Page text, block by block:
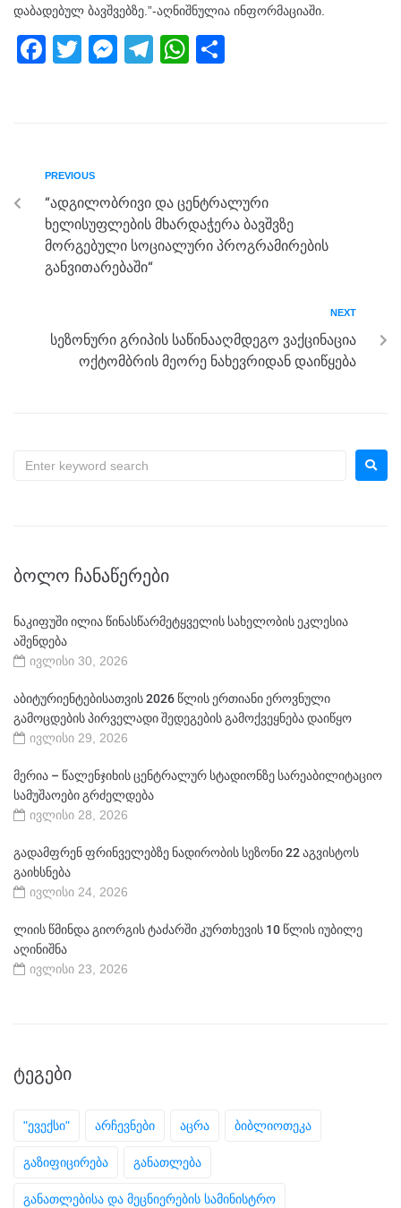
დაბადებულ ბავშვებზე.”-აღნიშნულია ინფორმაციაში.
F
b
o
o
k
T
M
g
er
T
m
W
p
p
PREVIOUS
“ადგილობრივი და ცენტრალური
ხელისუფლების მხარდაჭერა ბავშვზე
მორგებული სოციალური პროგრამირების
განვითარებაში“
NEXT
სეზონური გრიპის საწინააღმდეგო ვაქცინაცია
ოქტომბრის მეორე ნახევრიდან დაიწყება
ᲑᲝᲚᲝ ᲩᲐᲜᲐᲬᲔᲠᲔᲑᲘ
ნაკიფუში ილია წინასწარმეტყველის სახელობის ეკლესია
აშენდება
ივლისი 30, 2026
აბიტურიენტებისათვის 2026 წლის ერთიანი ეროვნული
გამოცდების პირველადი შედეგების გამოქვეყნება დაიწყო
ივლისი 29, 2026
მერია – წალენჯიხის ცენტრალურ სტადიონზე სარეაბილიტაციო
სამუშაოები გრძელდება
ივლისი 28, 2026
გადამფრენ ფრინველებზე ნადირობის სეზონი 22 აგვისტოს
გაიხსნება
ივლისი 24, 2026
ლიის წმინდა გიორგის ტაძარში კურთხევის 10 წლის იუბილე
აღინიშნა
ივლისი 23, 2026
ᲢᲔᲒᲔᲑᲘ
"ევექსი" არჩევნები აცრა ბიბლიოთეკა
გაზიფიცირება განათლება
განათლებისა და მეცნიერების სამინისტრო